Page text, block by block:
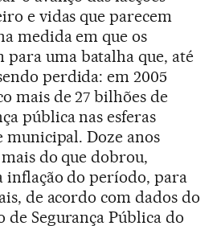
e vidas que parecem
medida em que os
para uma batalha que, até
perdida: em 2005
mais de 27 bilhões de
pública nas esferas
municipal. Doze anos
do que dobrou,
inflação do período, para
de acordo com dados do
Segurança Pública do